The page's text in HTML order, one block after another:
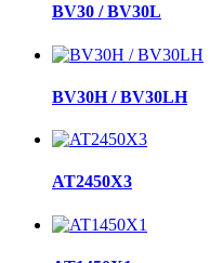
BV30 / BV30L
BV30H / BV30LH
AT2450X3